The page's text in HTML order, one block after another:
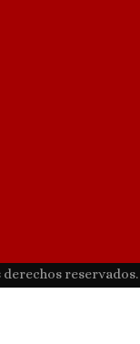
reservados.